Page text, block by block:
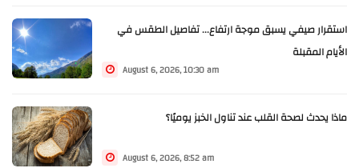
استقرار صيفي يسبق موجة ارتفاع... تفاصيل الطقس في
الأيام المقبلة
August 6, 2026, 10:30 am
ماذا يحدث لصحة القلب عند تناول الخبز يوميًا؟
August 6, 2026, 8:52 am